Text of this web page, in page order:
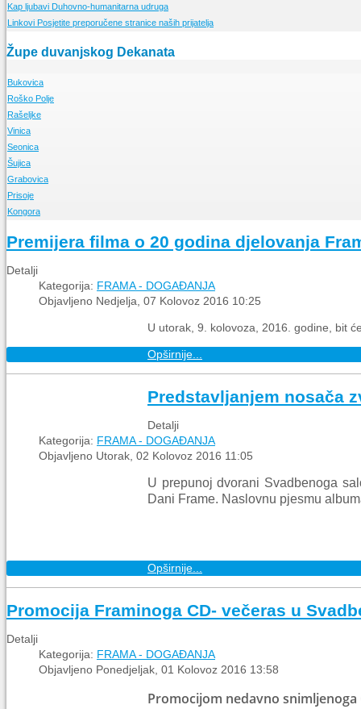
Meditacije
Kap ljubavi Duhovno-humanitarna udruga
Linkovi Posjetite preporučene stranice naših prijatelja
Župe duvanjskog Dekanata
Bukovica
O Župi
Događanja
Roško Polje
O Župi
Rašeljke
Vinica
Seonica
Događanja
Šujica
O Župi
Grabovica
Događanja
Prisoje
O Župi
Kongora
Događanja
Premijera filma o 20 godina djelovanja
Detalji
Kategorija: FRAMA - DOGAĐANJA
Objavljeno Nedjelja, 07 Kolovoz 2016 10:25
U utorak, 9. kolovoza, 2016. godine, bit
Opširnije...
Predstavljanjem nosača
Detalji
Kategorija: FRAMA - DOGAĐANJA
Objavljeno Utorak, 02 Kolovoz 2016 11:05
U prepunoj dvorani Svadbenoga
Dani Frame. Naslovnu pjesmu
Opširnije...
Promocija Framinoga CD- večeras u
Detalji
Kategorija: FRAMA - DOGAĐANJA
Objavljeno Ponedjeljak, 01 Kolovoz 2016 13:58
Promocijom nedavno